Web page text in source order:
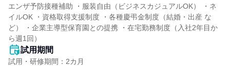
エンザ予防接種補助 ・服装自由（ビジネスカジュアルOK） ・ネ
イルOK ・資格取得支援制度 ・各種慶弔金制度（結婚・出産 な
ど） ・企業主導型保育園との提携 ・在宅勤務制度（入社2年目か
ら週1回）
試用期間
試用・研修期間：2カ月